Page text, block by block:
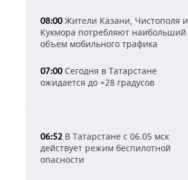
08:00Жители Казани, Чистополя и
Кукмора потребляют наибольший
объем мобильного трафика
07:00Сегодня в Татарстане
ожидается до +28 градусов
06:52 В Татарстане с 06.05 мск
действует режим беспилотной
опасности